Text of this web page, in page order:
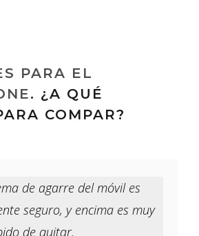
PARA EL
. ¿A QUÉ
COMPAR?
de agarre del móvil es
seguro, y encima es muy
de quitar.